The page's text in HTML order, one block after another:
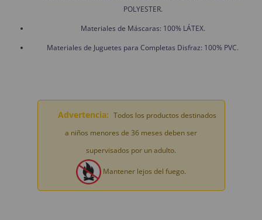
POLYESTER.
Materiales de Máscaras: 100% LÁTEX.
Materiales de Juguetes para Completas Disfraz: 100% PVC.
Advertencia: Todos los productos destinados
a niños menores de 36 meses deben ser
supervisados por un adulto.
Mantener lejos del fuego.